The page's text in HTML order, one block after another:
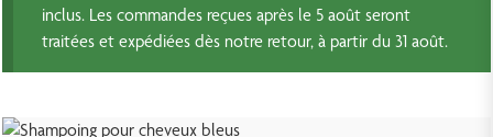
inclus. Les commandes reçues après le 5 août seront
traitées et expédiées dès notre retour, à partir du 31 août.